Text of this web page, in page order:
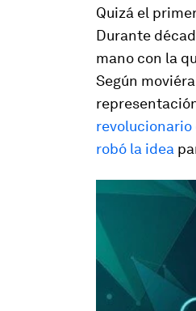
Quizá el
Durante
mano con la
Según
revolucionario
robó la idea